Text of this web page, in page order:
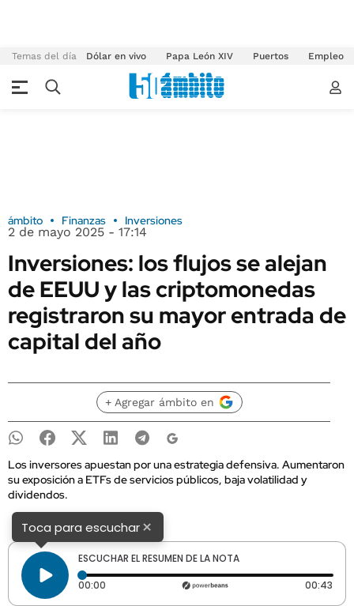
Temas del día Dólar en vivo Papa León XIV Puertos Empleo
ámbito Finanzas Inversiones
2 de mayo 2025 - 17:14
Inversiones: los flujos se alejan
de EEUU y las criptomonedas
registraron su mayor entrada de
capital del año
+ Agregar ámbito en
Los inversores apuestan por una estrategia defensiva. Aumentaron
su exposición a ETFs de servicios públicos, baja volatilidad y
dividendos.
Toca para escuchar×
ESCUCHAR EL RESUMEN DE LA NOTA
00:00 Tiempo transcurrido: 0 segundos 00:43